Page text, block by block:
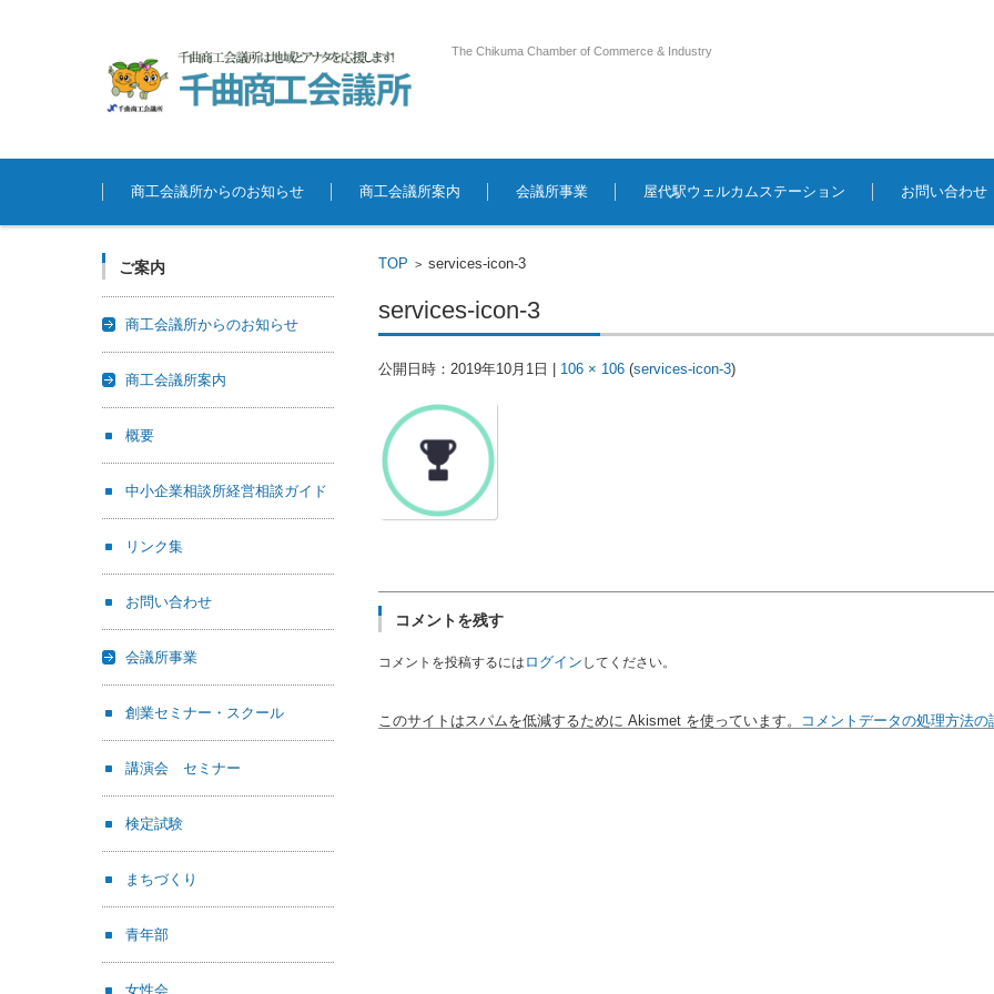
The Chikuma Chamber of Commerce & Industry
コンテンツに移動
商工会議所からのお知らせ
商工会議所案内 会議所事業 屋代駅ウェルカムステーション お問い合わせ
TOP > services-icon-3
services-icon-3
公開日時： 2019年10月1日 106 × 106(services-icon-3)
コメントを残す
コメントを投稿するには ログイン してください。
このサイトはスパムを低減するために Akismet を使っています。 コメントデータの処理方法
ご案内
商工会議所からのお知らせ
商工会議所案内
概要
中小企業相談所経営相談ガイド
リンク集
お問い合わせ
会議所事業
創業セミナー・スクール
講演会 セミナー
検定試験
まちづくり
青年部
女性会